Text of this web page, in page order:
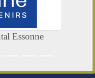
Essonne